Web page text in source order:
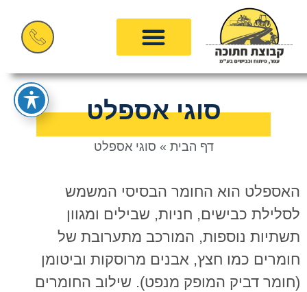
סוגי אספלט
דף הבית » סוגי אספלט
האספלט הוא החומר הבסיסי המשמש
לסלילת כבישים, חניות, שבילים ומגוון
תשתיות נוספות, המורכב מתערובת של
חומרים כמו חצץ, אבנים מרוסקות וביטומן
(חומר דביק המופק מנפט). שילוב החומרים